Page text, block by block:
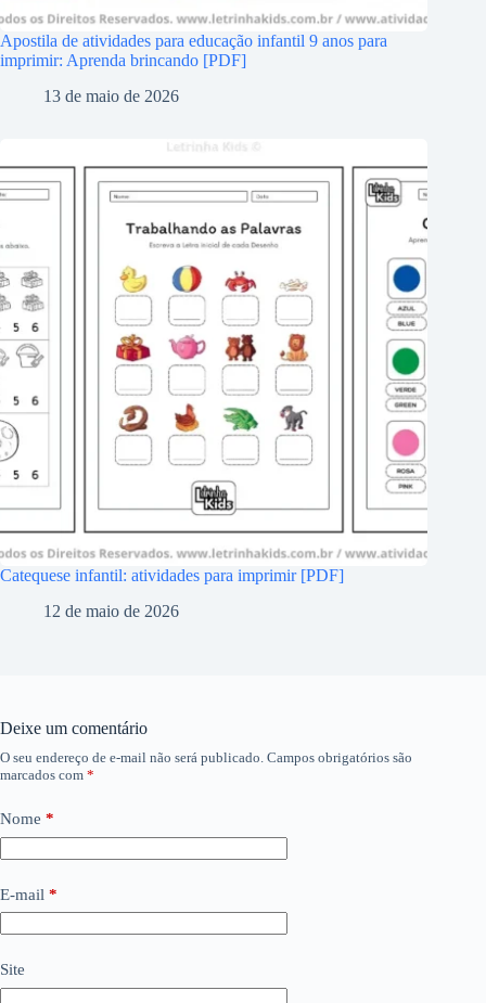
Apostila de atividades para educação infantil 9 anos para
imprimir: Aprenda brincando [PDF]
13 de maio de 2026
Catequese infantil: atividades para imprimir [PDF]
12 de maio de 2026
Deixe um comentário
O seu endereço de e-mail não será publicado. Campos obrigatórios são
marcados com *
Nome *
E-mail *
Site